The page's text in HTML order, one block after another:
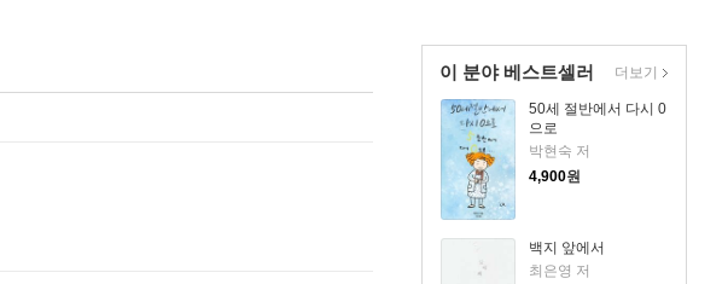
이 분야 베스트셀러
50세 절반에서 다시 0
으로
박현숙 저
4,900원
백지 앞에서
최은영 저
더보기